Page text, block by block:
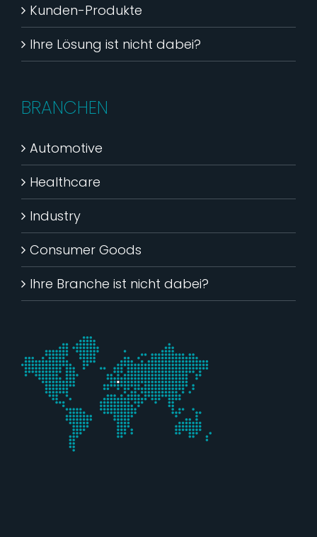
Kunden-Produkte
Ihre Lösung ist nicht dabei?
BRANCHEN
Automotive
Healthcare
Industry
Consumer Goods
Ihre Branche ist nicht dabei?